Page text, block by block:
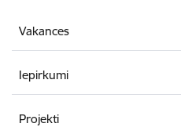
Vakances
Iepirkumi
Projekti